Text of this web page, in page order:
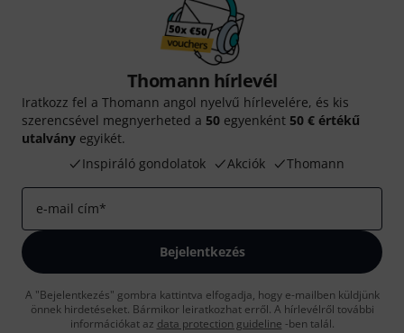
Thomann hírlevél
Iratkozz fel a Thomann angol nyelvű hírlevelére, és kis
szerencsével megnyerheted a 50 egyenként 50 € értékű
utalvány egyikét.
Inspiráló gondolatok
Akciók Thomann
e-mail cím*
Bejelentkezés
A "Bejelentkezés" gombra kattintva elfogadja, hogy e-mailben küldjünk
önnek hirdetéseket. Bármikor leiratkozhat erről. A hírlevélről további
információkat az data protection guideline -ben talál.